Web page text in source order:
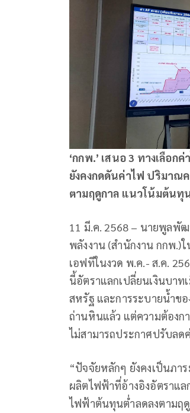
‘กกพ.’ เสนอ 3 ทางเลือ
ยังคงกดดันค่าไฟ ปริมาณ
ตามฤดูกาล แนวโน้มต้น
11 มี.ค. 2568 – นายพูลพั
พลังงาน (สำนักงาน กกพ.)
เอฟทีในงวด พ.ค.- ส.ค.
นี้อัตราแลกเปลี่ยนเงินบาท
สหรัฐ และการระบายน้ำข
ถ่านหินแล้ว แต่ความต้องก
ไม่สามารถประกาศปรับลด
“ปัจจัยหลักๆ ยังคงเป็นภา
ผลิตไฟฟ้าที่อ้างอิงอัตราแ
ไฟฟ้าต้นทุนต่ำลดลงตามฤ